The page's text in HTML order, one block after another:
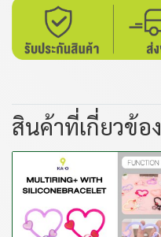
สินค้าที่เกี่ยวข้อง